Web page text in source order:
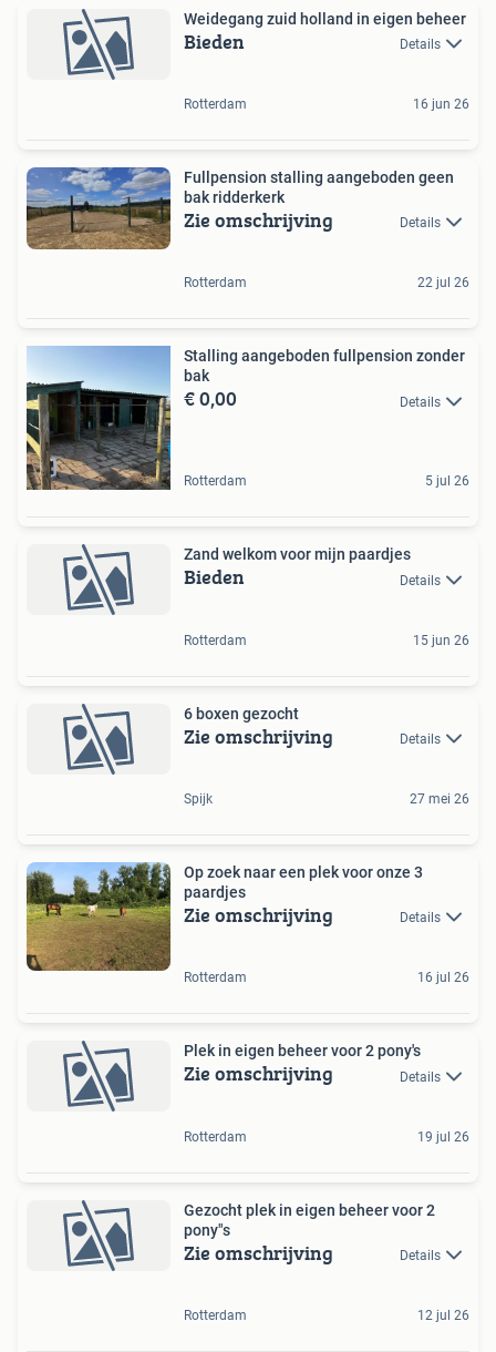
Weidegang zuid holland in eigen beheer
Bieden Details
Rotterdam 16 jun 26
Fullpension stalling aangeboden geen
bak ridderkerk
Zie omschrijving Details
Rotterdam 22 jul 26
Stalling aangeboden fullpension zonder
bak
€ 0,00 Details
Rotterdam 5 jul 26
Zand welkom voor mijn paardjes
Bieden Details
Rotterdam 15 jun 26
6 boxen gezocht
Zie omschrijving Details
Spijk 27 mei 26
Op zoek naar een plek voor onze 3
paardjes
Zie omschrijving Details
Rotterdam 16 jul 26
Plek in eigen beheer voor 2 pony's
Zie omschrijving Details
Rotterdam 19 jul 26
Gezocht plek in eigen beheer voor 2
pony"s
Zie omschrijving Details
Rotterdam 12 jul 26